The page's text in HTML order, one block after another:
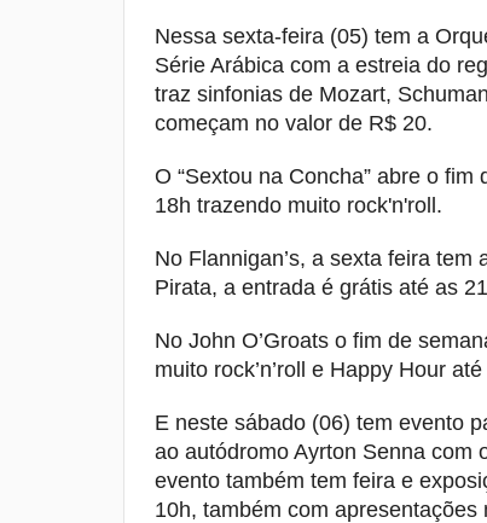
Nessa sexta-feira (05) tem a
Série Arábica com a estreia do
traz sinfonias de Mozart,
começam no valor de R$ 20.
O “Sextou na Concha” abre o
18h trazendo muito rock'n'roll.
No Flannigan’s, a sexta feira
Pirata, a entrada é grátis até as
No John O’Groats o fim de
muito rock’n’roll e Happy Hour
E neste sábado (06) tem evento
ao autódromo Ayrton Senna com
evento também tem feira e
10h, também com